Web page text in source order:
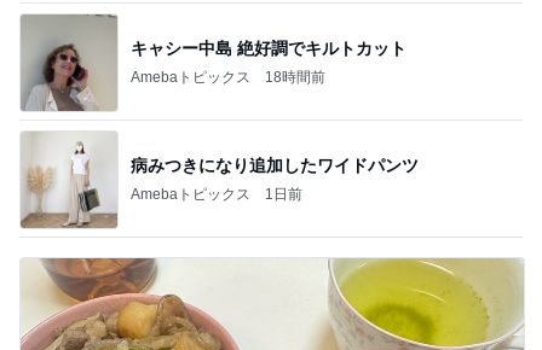
キャシー中島 絶好調でキルトカット
Amebaトピックス 18時間前
病みつきになり追加したワイドパンツ
Amebaトピックス 1日前